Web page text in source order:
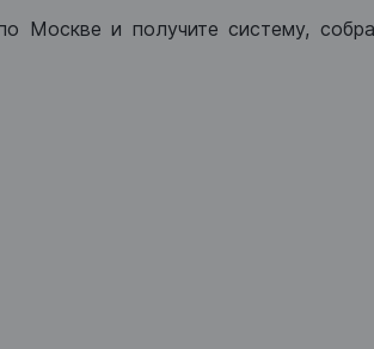
Москве и получите систему,